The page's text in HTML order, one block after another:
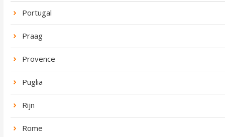
Portugal
Praag
Provence
Puglia
Rijn
Rome